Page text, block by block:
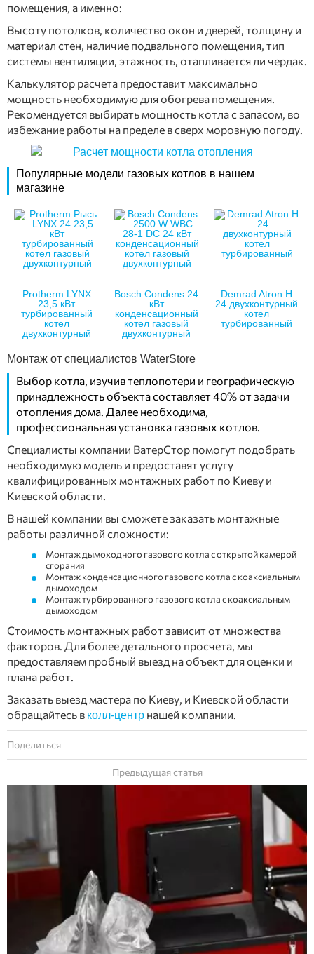
помещения, а именно:
Высоту потолков, количество окон и дверей, толщину и
материал стен, наличие подвального помещения, тип
системы вентиляции, этажность, отапливается ли чердак.
Калькулятор расчета предоставит максимально
мощность необходимую для обогрева помещения.
Рекомендуется выбирать мощность котла с запасом, во
избежание работы на пределе в сверх морозную погоду.
Популярные модели газовых котлов в нашем
магазине
Protherm LYNX
23,5 кВт
турбированный
котел
двухконтурный
Bosch Condens 24
кВт
конденсационный
котел газовый
двухконтурный
Demrad Atron H
24 двухконтурный
котел
турбированный
Монтаж от специалистов WaterStore
Выбор котла, изучив теплопотери и географическую
принадлежность объекта составляет 40% от задачи
отопления дома. Далее необходима,
профессиональная установка газовых котлов.
Специалисты компании ВатерСтор помогут подобрать
необходимую модель и предоставят услугу
квалифицированных монтажных работ по Киеву и
Киевской области.
В нашей компании вы сможете заказать монтажные
работы различной сложности:
Монтаж дымоходного газового котла с открытой камерой
сгорания
Монтаж конденсационного газового котла с коаксиальным
дымоходом
Монтаж турбированного газового котла с коаксиальным
дымоходом
Стоимость монтажных работ зависит от множества
факторов. Для более детального просчета, мы
предоставляем пробный выезд на объект для оценки и
плана работ.
Заказать выезд мастера по Киеву, и Киевской области
обращайтесь в колл-центр нашей компании.
Поделиться
Предыдущая статья